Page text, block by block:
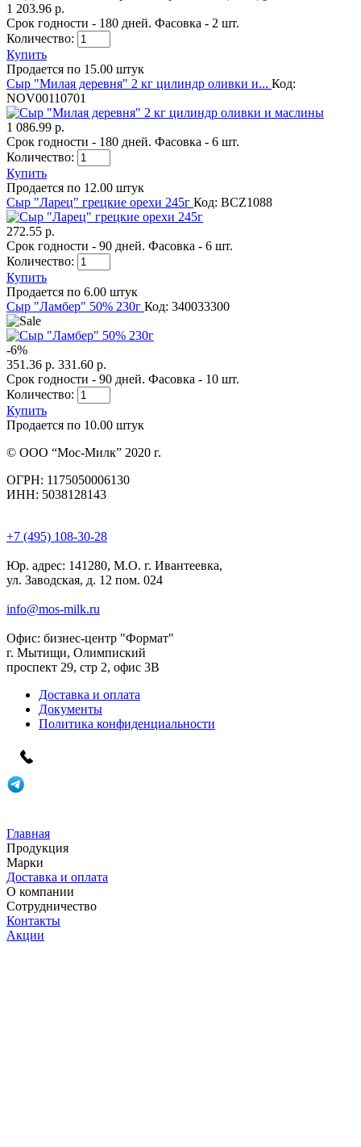
1 203.96 р.
Срок годности - 180 дней. Фасовка - 2 шт.
Количество:
Купить
Продается по 15.00 штук
Сыр "Милая деревня" 2 кг цилиндр оливки и... Код:
NOV00110701
1 086.99 р.
Срок годности - 180 дней. Фасовка - 6 шт.
Количество:
Купить
Продается по 12.00 штук
Сыр "Ларец" грецкие орехи 245г Код: BCZ1088
272.55 р.
Срок годности - 90 дней. Фасовка - 6 шт.
Количество:
Купить
Продается по 6.00 штук
Сыр "Ламбер" 50% 230г Код: 340033300
-6%
351.36 р. 331.60 р.
Срок годности - 90 дней. Фасовка - 10 шт.
Количество:
Купить
Продается по 10.00 штук
© ООО “Мос-Милк” 2020 г.
ОГРН: 1175050006130
ИНН: 5038128143
+7 (495) 108-30-28
Юр. адрес: 141280, М.О. г. Ивантеевка,
ул. Заводская, д. 12 пом. 024
info@mos-milk.ru
Офис: бизнес-центр "Формат"
г. Мытищи, Олимпиский
проспект 29, стр 2, офис 3B
Доставка и оплата
Документы
Политика конфиденциальности
Главная
Продукция
Марки
Доставка и оплата
О компании
Сотрудничество
Контакты
Акции